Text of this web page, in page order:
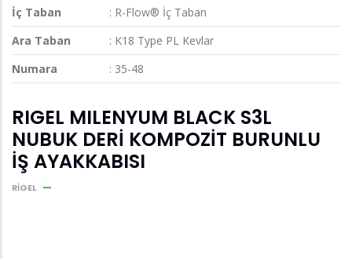
İç Taban
: R-Flow® İç Taban
Ara Taban
: K18 Type PL Kevlar
Numara
: 35-48
RIGEL MILENYUM BLACK S3L
NUBUK DERİ KOMPOZİT BURUNLU
İŞ AYAKKABISI
RIGEL